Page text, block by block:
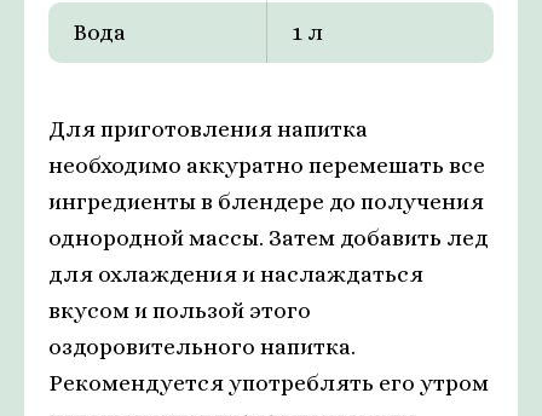
Вода 1 л
Для приготовления напитка
необходимо аккуратно перемешать все
ингредиенты в блендере до получения
однородной массы. Затем добавить лед
для охлаждения и наслаждаться
вкусом и пользой этого
оздоровительного напитка.
Рекомендуется употреблять его утром